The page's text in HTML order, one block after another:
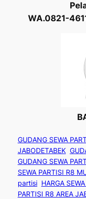
WA.0821-
GUDANG SEWA
JABODETABEK
GUDANG SEWA
SEWA PARTISI R8
partisi HARGA
PARTISI R8 AREA